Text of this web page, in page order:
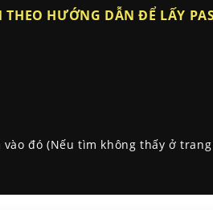
THEO HƯỚNG DẪN ĐỂ LẤY
đó (Nếu tìm không thấy ở